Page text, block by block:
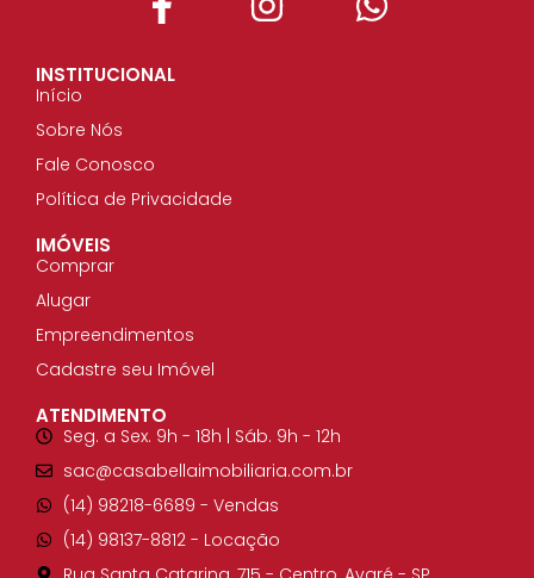
INSTITUCIONAL
Início
Sobre Nós
Fale Conosco
Política de Privacidade
IMÓVEIS
Comprar
Alugar
Empreendimentos
Cadastre seu Imóvel
ATENDIMENTO
Seg. a Sex. 9h - 18h | Sáb. 9h - 12h
sac@casabellaimobiliaria.com.br
(14) 98218-6689​ - Vendas
(14) 98137-8812​ - Locação